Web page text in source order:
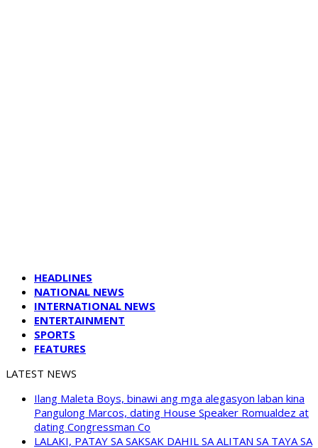
HEADLINES
NATIONAL NEWS
INTERNATIONAL NEWS
ENTERTAINMENT
SPORTS
FEATURES
LATEST NEWS
Ilang Maleta Boys, binawi ang mga alegasyon laban kina
Pangulong Marcos, dating House Speaker Romualdez at
dating Congressman Co
LALAKI, PATAY SA SAKSAK DAHIL SA ALITAN SA TAYA SA